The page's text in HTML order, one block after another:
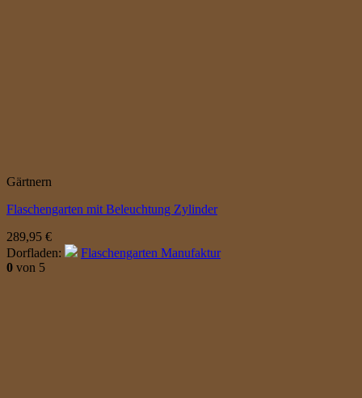
Gärtnern
Flaschengarten mit Beleuchtung Zylinder
289,95 €
Dorfladen:
Flaschengarten Manufaktur
0 von 5